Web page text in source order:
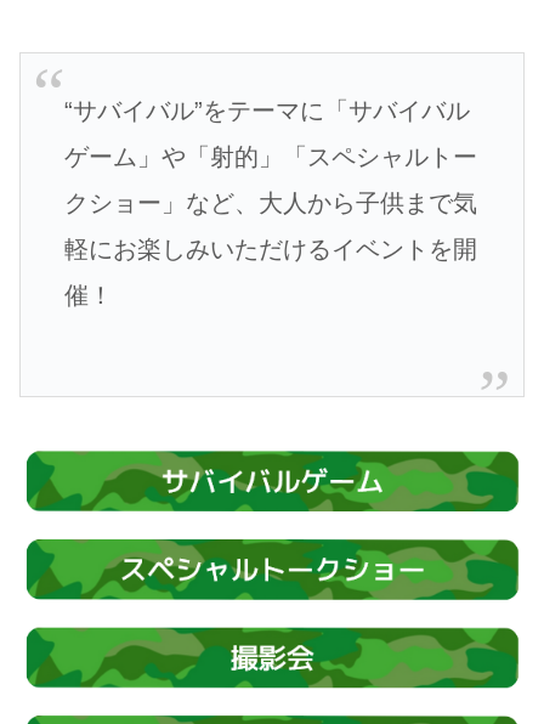
“サバイバル”をテーマに「サバイバル
ゲーム」や「射的」「スペシャルトー
クショー」など、大人から子供まで気
軽にお楽しみいただけるイベントを開
催！